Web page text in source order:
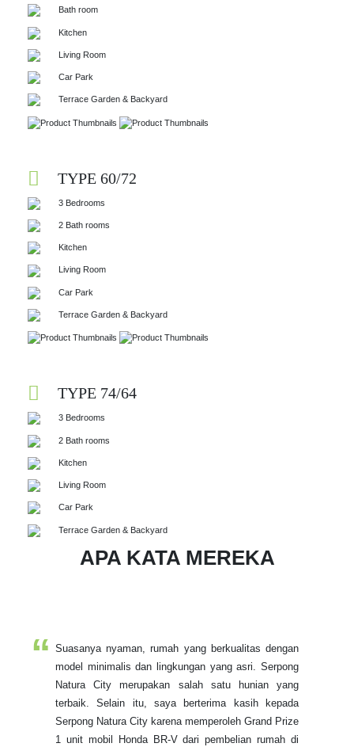
Bath room
Kitchen
Living Room
Car Park
Terrace Garden & Backyard
TYPE 60/72
3 Bedrooms
2 Bath rooms
Kitchen
Living Room
Car Park
Terrace Garden & Backyard
TYPE 74/64
3 Bedrooms
2 Bath rooms
Kitchen
Living Room
Car Park
Terrace Garden & Backyard
APA KATA MEREKA
Suasanya nyaman, rumah yang berkualitas dengan
model minimalis dan lingkungan yang asri. Serpong
Natura City merupakan salah satu hunian yang
terbaik. Selain itu, saya berterima kasih kepada
Serpong Natura City karena memperoleh Grand Prize
1 unit mobil Honda BR-V dari pembelian rumah di